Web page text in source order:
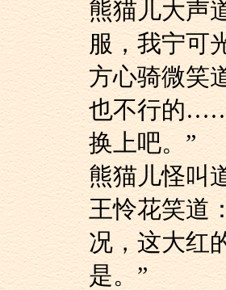
熊猫儿
服，我宁可
方心骑
也不行的……
换上吧。”
熊猫儿
王怜花
况，这大红
是。”